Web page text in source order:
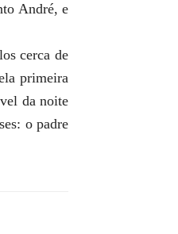
André, e
cerca de
primeira
da noite
o padre